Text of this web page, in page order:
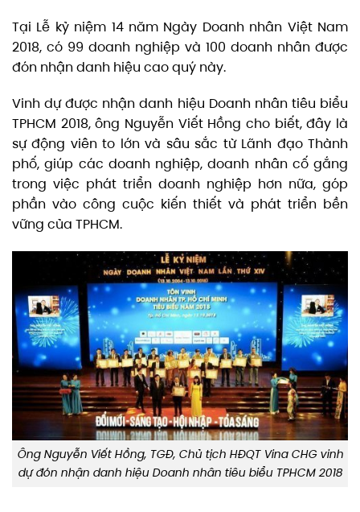
Tại Lễ kỷ niệm 14 năm Ngày Doanh nhân Việt Nam
2018, có 99 doanh nghiệp và 100 doanh nhân được
đón nhận danh hiệu cao quý này.
Vinh dự được nhận danh hiệu Doanh nhân tiêu biểu
TPHCM 2018, ông Nguyễn Viết Hồng cho biết, đây là
sự động viên to lớn và sâu sắc từ Lãnh đạo Thành
phố, giúp các doanh nghiệp, doanh nhân cố gắng
trong việc phát triển doanh nghiệp hơn nữa, góp
phần vào công cuộc kiến thiết và phát triển bền
vững của TPHCM.
Ông Nguyễn Viết Hồng, TGĐ, Chủ tịch HĐQT Vina CHG vinh
dự đón nhận danh hiệu Doanh nhân tiêu biểu TPHCM 2018